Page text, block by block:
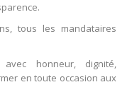
tous les mandataires
honneur, dignité,
en toute occasion aux